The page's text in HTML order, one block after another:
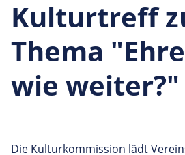
Kulturtreff
Thema
wie weiter?"
Die Kulturkommission lädt